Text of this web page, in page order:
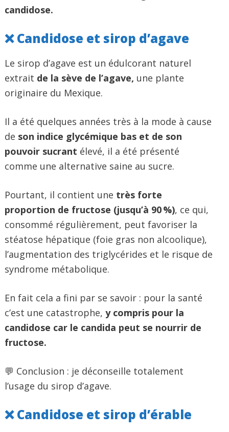
candidose.
❌ Candidose et sirop d’agave
Le sirop d’agave est un édulcorant naturel
extrait de la sève de l’agave, une plante
originaire du Mexique.
Il a été quelques années très à la mode à cause
de son indice glycémique bas et de son
pouvoir sucrant élevé, il a été présenté
comme une alternative saine au sucre.
Pourtant, il contient une très forte
proportion de fructose (jusqu’à 90 %), ce qui,
consommé régulièrement, peut favoriser la
stéatose hépatique (foie gras non alcoolique),
l’augmentation des triglycérides et le risque de
syndrome métabolique.
En fait cela a fini par se savoir : pour la santé
c’est une catastrophe, y compris pour la
candidose car le candida peut se nourrir de
fructose.
💬 Conclusion : je déconseille totalement
l’usage du sirop d’agave.
❌ Candidose et sirop d’érable